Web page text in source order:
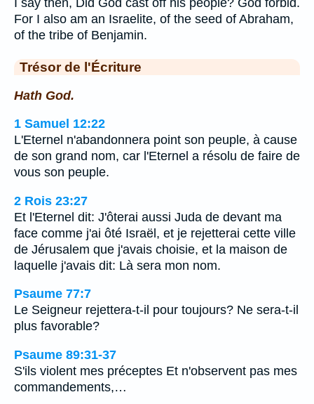
I say then, Did God cast off his people? God forbid.
For I also am an Israelite, of the seed of Abraham,
of the tribe of Benjamin.
Trésor de l'Écriture
Hath God.
1 Samuel 12:22
L'Eternel n'abandonnera point son peuple, à cause
de son grand nom, car l'Eternel a résolu de faire de
vous son peuple.
2 Rois 23:27
Et l'Eternel dit: J'ôterai aussi Juda de devant ma
face comme j'ai ôté Israël, et je rejetterai cette ville
de Jérusalem que j'avais choisie, et la maison de
laquelle j'avais dit: Là sera mon nom.
Psaume 77:7
Le Seigneur rejettera-t-il pour toujours? Ne sera-t-il
plus favorable?
Psaume 89:31-37
S'ils violent mes préceptes Et n'observent pas mes
commandements,…